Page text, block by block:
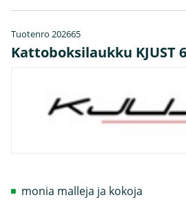
Tuotenro 202665
Kattoboksilaukku KJUST
monia malleja ja kokoja